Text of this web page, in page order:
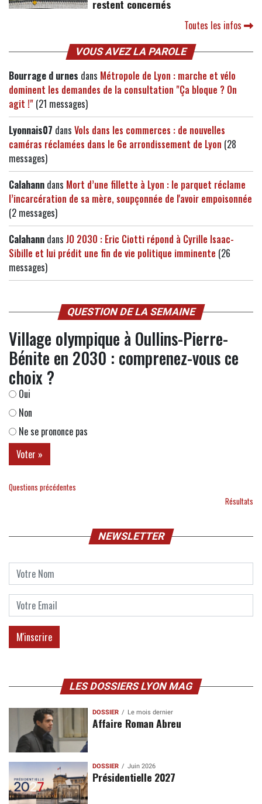
restent concernés
Toutes les infos
VOUS AVEZ LA PAROLE
Bourrage d urnes dans Métropole de Lyon : marche et vélo
dominent les demandes de la consultation "Ça bloque ? On
agit !" (21 messages)
Lyonnais07 dans Vols dans les commerces : de nouvelles
caméras réclamées dans le 6e arrondissement de Lyon (28
messages)
Calahann dans Mort d’une fillette à Lyon : le parquet réclame
l’incarcération de sa mère, soupçonnée de l'avoir empoisonnée
(2 messages)
Calahann dans JO 2030 : Eric Ciotti répond à Cyrille Isaac-
Sibille et lui prédit une fin de vie politique imminente (26
messages)
QUESTION DE LA SEMAINE
Village olympique à Oullins-Pierre-
Bénite en 2030 : comprenez-vous ce
choix ?
Oui
Non
Ne se prononce pas
Questions précédentes
Résultats
NEWSLETTER
LES DOSSIERS LYON MAG
DOSSIER Le mois dernier
Affaire Roman Abreu
DOSSIER Juin 2026
Présidentielle 2027